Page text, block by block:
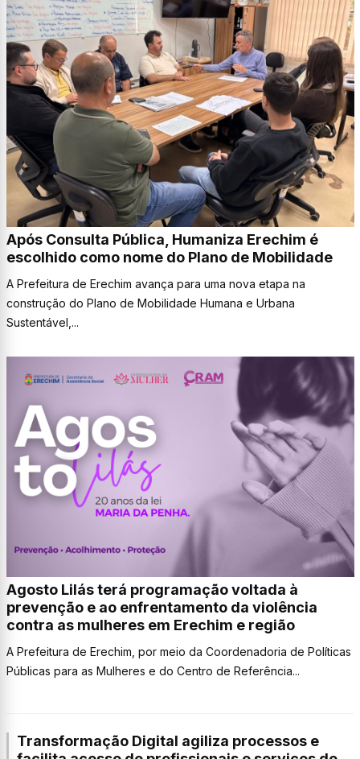
Após Consulta Pública, Humaniza Erechim é
escolhido como nome do Plano de Mobilidade
A Prefeitura de Erechim avança para uma nova etapa na
construção do Plano de Mobilidade Humana e Urbana
Sustentável,...
Agosto Lilás terá programação voltada à
prevenção e ao enfrentamento da violência
contra as mulheres em Erechim e região
A Prefeitura de Erechim, por meio da Coordenadoria de Políticas
Públicas para as Mulheres e do Centro de Referência...
Transformação Digital agiliza processos e